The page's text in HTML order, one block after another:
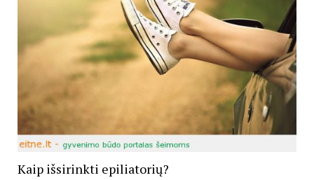
Kaip išsirinkti epiliatorių?